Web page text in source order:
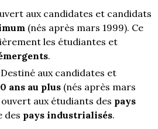
aux candidates et candidats
(nés après mars 1999). Ce
les étudiantes et
.
Destiné aux candidates et
ans au plus (nés après mars
ouvert aux étudiants des pays
des pays industrialisés.